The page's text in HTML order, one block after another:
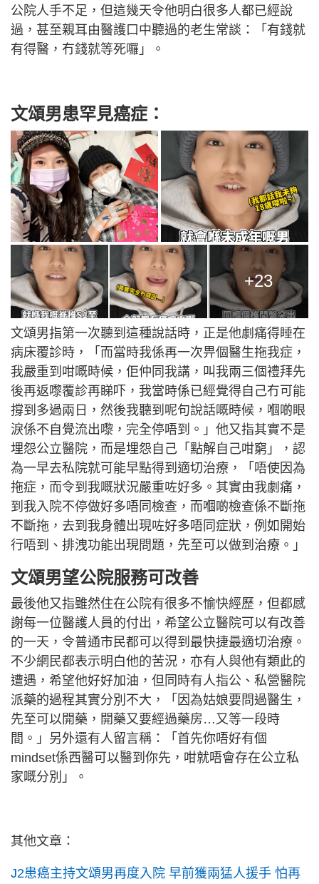
公院人手不足，但這幾天令他明白很多人都已經說
過，甚至親耳由醫護口中聽過的老生常談：「有錢就
有得醫，冇錢就等死囉」。
文頌男患罕見癌症：
+23
文頌男指第一次聽到這種說話時，正是他劇痛得睡在
病床覆診時，「而當時我係再一次畀個醫生拖我症，
我嚴重到咁嘅時候，佢仲同我講，叫我兩三個禮拜先
後再返嚟覆診再睇吓，我當時係已經覺得自己冇可能
撐到多過兩日，然後我聽到呢句說話嘅時候，嗰啲眼
淚係不自覺流出嚟，完全停唔到。」他又指其實不是
埋怨公立醫院，而是埋怨自己「點解自己咁窮」，認
為一早去私院就可能早點得到適切治療，「唔使因為
拖症，而令到我嘅狀況嚴重咗好多。其實由我劇痛，
到我入院不停做好多唔同檢查，而嗰啲檢查係不斷拖
不斷拖，去到我身體出現咗好多唔同症狀，例如開始
行唔到、排洩功能出現問題，先至可以做到治療。」
文頌男望公院服務可改善
最後他又指雖然住在公院有很多不愉快經歷，但都感
謝每一位醫護人員的付出，希望公立醫院可以有改善
的一天，令普通市民都可以得到最快捷最適切治療。
不少網民都表示明白他的苦況，亦有人與他有類此的
遭遇，希望他好好加油，但同時有人指公、私營醫院
派藥的過程其實分別不大，「因為姑娘要問過醫生，
先至可以開藥，開藥又要經過藥房…又等一段時
間。」另外還有人留言稱：「首先你唔好有個
mindset係西醫可以醫到你先，咁就唔會存在公立私
家嘅分別」。
其他文章：
J2患癌主持文頌男再度入院 早前獲兩猛人援手 怕再